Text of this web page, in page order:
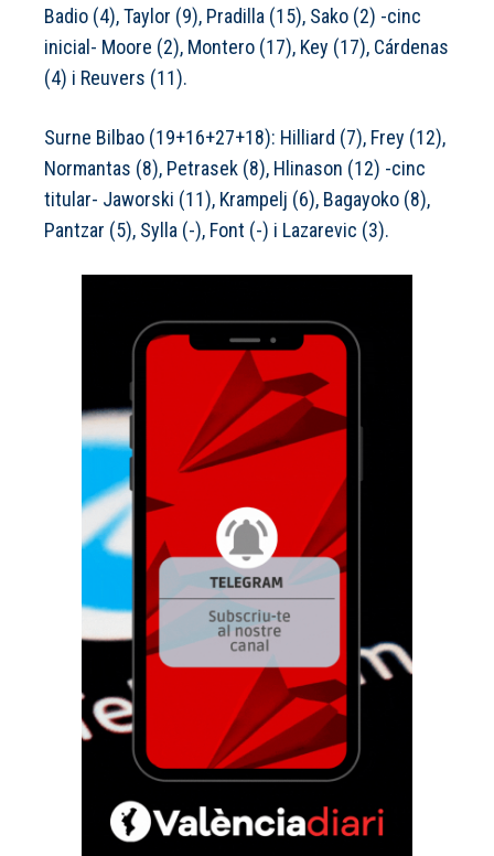
Badio (4), Taylor (9), Pradilla (15), Sako (2) -cinc
inicial- Moore (2), Montero (17), Key (17), Cárdenas
(4) i Reuvers (11).
Surne Bilbao (19+16+27+18): Hilliard (7), Frey (12),
Normantas (8), Petrasek (8), Hlinason (12) -cinc
titular- Jaworski (11), Krampelj (6), Bagayoko (8),
Pantzar (5), Sylla (-), Font (-) i Lazarevic (3).